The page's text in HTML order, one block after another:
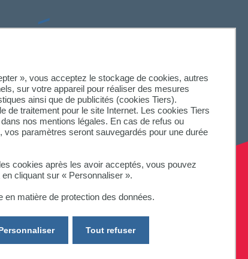
», vous acceptez le stockage de cookies, autres
sur votre appareil pour réaliser des mesures
ainsi que de publicités (cookies Tiers).
de traitement pour le site Internet. Les cookies Tiers
nos mentions légales. En cas de refus ou
vos paramètres seront sauvegardés pour une durée
cookies après les avoir acceptés, vous pouvez
cliquant sur « Personnaliser ».
en matière de protection des données.
Tout refuser